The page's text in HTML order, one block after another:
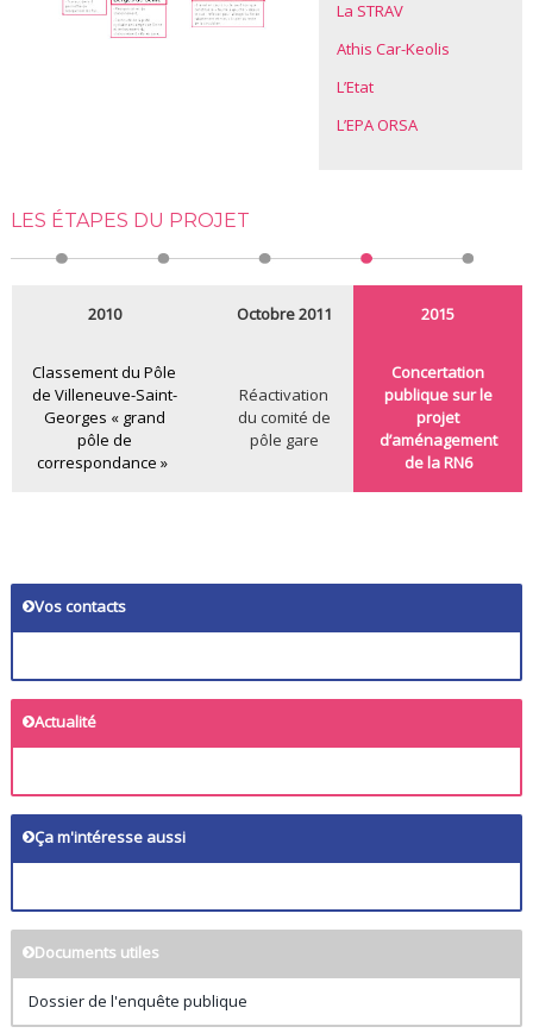
La STRAV
Athis Car-Keolis
L’Etat
L’EPA ORSA
LES ÉTAPES DU PROJET
2010 Octobre 2011 2015
Classement du Pôle
de Villeneuve-Saint-
Georges « grand
pôle de
correspondance »
Réactivation
du comité de
pôle gare
Concertation
publique sur le
projet
d’aménagement
de la RN6
Vos contacts
Actualité
Ça m'intéresse aussi
Documents utiles
Dossier de l'enquête publique